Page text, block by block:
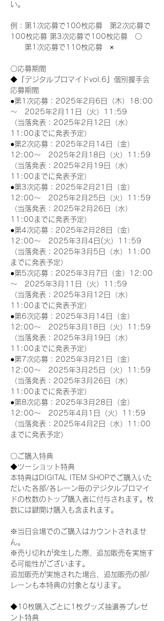
い。
例：第1次応募で100枚応募　第2次応募で
100枚応募 第3次応募で100枚応募　〇
第1次応募で110枚応募　×
〇応募期間
◆『デジタルブロマイドvol.6』個別握手会
応募期間
●第1次応募：2025年2月6日（木）18:00
～　2025年2月11日（火）11:59
（当落発表：2025年2月12日（水）
11:00までに発表予定）
●第2次応募：2025年2月14日（金）
12:00～　2025年2月18日（火）11:59
（当落発表：2025年2月19日（水）
11:00までに発表予定）
●第3次応募：2025年2月21日（金）
12:00～　2025年2月25日（火）11:59
（当落発表：2025年2月26日（水）
11:00までに発表予定）
●第4次応募：2025年2月28日（金）
12:00～　2025年3月4日(火）11:59
（当落発表：2025年3月5日（水）11:00
までに発表予定）
●第5次応募：2025年3月7日（金）12:00
～　2025年3月11日（火）11:59
（当落発表：2025年3月12日（水）
11:00までに発表予定）
●第6次応募：2025年3月14日（金）
12:00～　2025年3月18日（火）11:59
（当落発表：2025年3月19日（水）
11:00までに発表予定）
●第7次応募：2025年3月21日（金）
12:00～　2025年3月25日（火）11:59
（当落発表：2025年3月26日（水）
11:00までに発表予定）
●第8次応募：2025年3月28日（金）
12:00～　2025年4月1日（火）11:59
（当落発表：2025年4月2日（水）11:00
までに発表予定）
〇ご購入特典
◆ツーショット特典
本特典はDIGITAL ITEM SHOPでご購入いた
だいた各部/各レーン毎のデジタルブロマイ
ドの枚数のトップ購入者に付与されます。枚
数には鍵開け購入も含まれます。
※当日会場でのご購入はカウントされませ
ん。
※売り切れが発生した際、追加販売を実施す
る可能性がございます。
追加販売が実施された場合、追加販売の部/
レーンも本特典の対象となります。
◆10枚購入ごとに1枚グッズ抽選券プレゼ
ント特典